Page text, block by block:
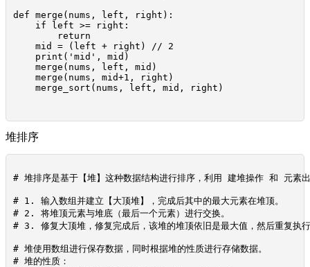
def merge(nums, left, right):
    if left >= right:
        return
    mid = (left + right) // 2
    print('mid', mid)
    merge(nums, left, mid)
    merge(nums, mid+1, right)
    merge_sort(nums, left, mid, right)
堆排序
# 堆排序是基于【堆】这种数据结构进行排序，利用 建堆操作 和 元素
# 1. 输入数组并建立【大顶堆】，完成后其中的最大元素在堆顶。
# 2. 将堆顶元素与堆底（最后一个元素）进行交换。
# 3. 修复大顶堆，修复完成后，该堆的堆顶依旧是最大值，然后重复执
# 堆使用数组进行保存数据，同时根据堆的性质进行存储数据。
# 堆的性质：